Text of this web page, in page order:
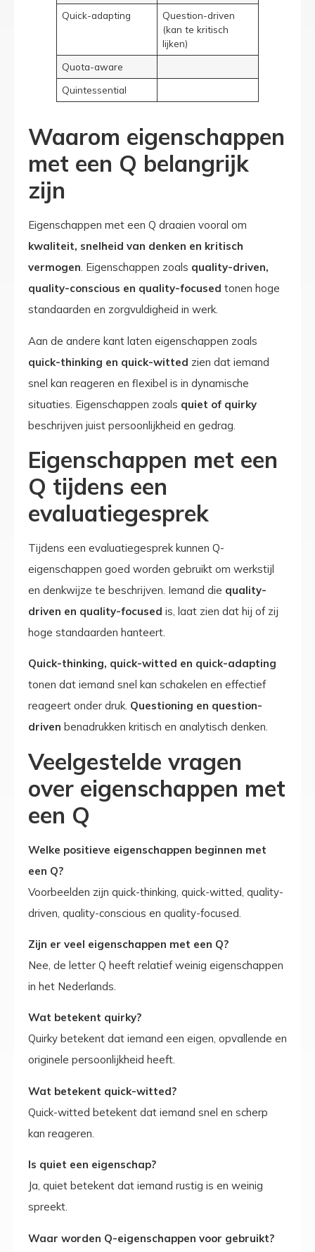
Quick-adapting
Question-driven
(kan te kritisch
lijken)
Quota-aware
Quintessential
Waarom eigenschappen
met een Q belangrijk
zijn
Eigenschappen met een Q draaien vooral om
kwaliteit, snelheid van denken en kritisch
vermogen. Eigenschappen zoals quality-driven,
quality-conscious en quality-focused tonen hoge
standaarden en zorgvuldigheid in werk.
Aan de andere kant laten eigenschappen zoals
quick-thinking en quick-witted zien dat iemand
snel kan reageren en flexibel is in dynamische
situaties. Eigenschappen zoals quiet of quirky
beschrijven juist persoonlijkheid en gedrag.
Eigenschappen met een
Q tijdens een
evaluatiegesprek
Tijdens een evaluatiegesprek kunnen Q-
eigenschappen goed worden gebruikt om werkstijl
en denkwijze te beschrijven. Iemand die quality-
driven en quality-focused is, laat zien dat hij of zij
hoge standaarden hanteert.
Quick-thinking, quick-witted en quick-adapting
tonen dat iemand snel kan schakelen en effectief
reageert onder druk. Questioning en question-
driven benadrukken kritisch en analytisch denken.
Veelgestelde vragen
over eigenschappen met
een Q
Welke positieve eigenschappen beginnen met
een Q?
Voorbeelden zijn quick-thinking, quick-witted, quality-
driven, quality-conscious en quality-focused.
Zijn er veel eigenschappen met een Q?
Nee, de letter Q heeft relatief weinig eigenschappen
in het Nederlands.
Wat betekent quirky?
Quirky betekent dat iemand een eigen, opvallende en
originele persoonlijkheid heeft.
Wat betekent quick-witted?
Quick-witted betekent dat iemand snel en scherp
kan reageren.
Is quiet een eigenschap?
Ja, quiet betekent dat iemand rustig is en weinig
spreekt.
Waar worden Q-eigenschappen voor gebruikt?